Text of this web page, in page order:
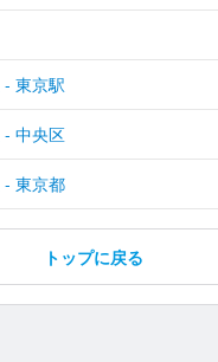
東京駅
- 中央区
- 東京都
トップに戻る